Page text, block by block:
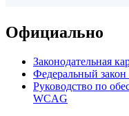
Официально
Законодательная
Федеральный
Руководство по
WCAG